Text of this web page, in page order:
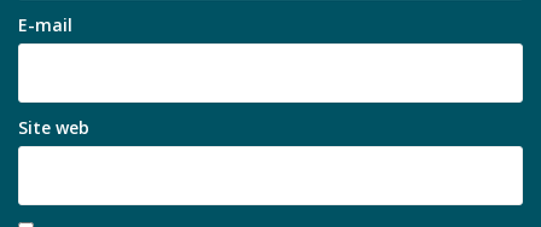
E-mail
Site web